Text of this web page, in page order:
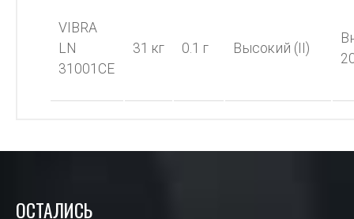
VIBRA
LN
31001CE
31 кг 0.1 г Высокий (II)
ОСТАЛИСЬ